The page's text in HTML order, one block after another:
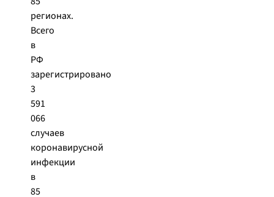
регионах.
Всего
в
РФ
зарегистрировано
3
591
066
случаев
коронавирусной
инфекции
в
85